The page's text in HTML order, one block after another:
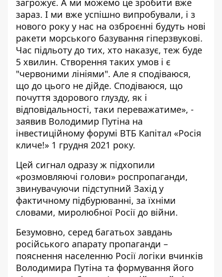
загрожує. А ми можемо це зробити вже
зараз. І ми вже успішно випробували, і з
нового року у нас на озброєнні будуть нові
ракети морського базування гіперзвукові.
Час підльоту до тих, хто наказує, теж буде
5 хвилин. Створення таких умов і є
"червоними лініями". Але я сподіваюся,
що до цього не дійде. Сподіваюся, що
почуття здорового глузду, як і
відповідальності, таки переважатиме», -
заявив Володимир Путіна на
інвестиційному форумі ВТБ Капітал «Росія
кличе!» 1 грудня 2021 року.
Цей сигнал одразу ж підхопили
«розмовляючі голови» роспропаганди,
звинувачуючи підступний Захід у
фактичному підбурюванні, за їхніми
словами, миролюбної Росії до війни.
Безумовно, серед багатьох завдань
російського апарату пропаганди –
пояснення населенню Росії логіки вчинків
Володимира Путіна та формування його